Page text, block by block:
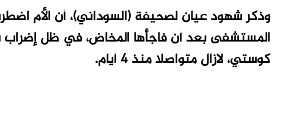
وذكر شهود عيان لصحيفة (السوداني)، أن الأم
المستشفى بعد أن فاجأها المخاض، في ظل إضراب
كوستي، لازال متواصلا منذ 4 أيام.